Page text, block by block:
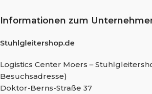
Informationen zum
Stuhlgleitershop.de
Logistics Center Moers –
Besuchsadresse)
Doktor-Berns-Straße 37